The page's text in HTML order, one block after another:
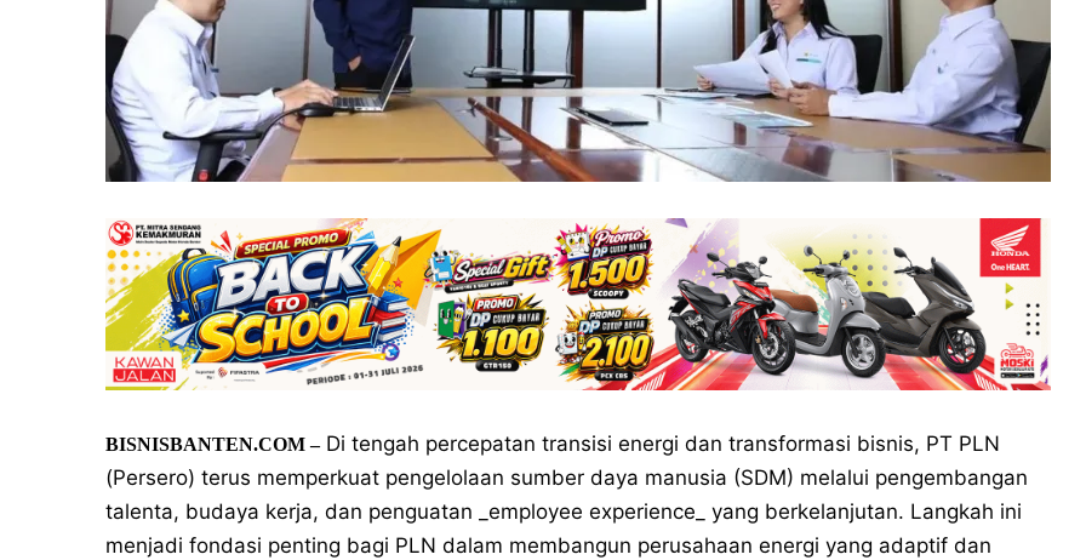
BISNISBANTEN.COM–Di tengah percepatan transisi energi dan transformasi bisnis, PT PLN
(Persero) terus memperkuat pengelolaan sumber daya manusia (SDM) melalui pengembangan
talenta, budaya kerja, dan penguatan _employee experience_ yang berkelanjutan. Langkah ini
menjadi fondasi penting bagi PLN dalam membangun perusahaan energi yang adaptif dan